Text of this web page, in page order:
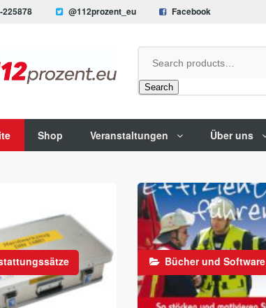
225878 @112prozent_eu Facebook
Search
Shop Veranstaltungen Über uns
Bücher und Software